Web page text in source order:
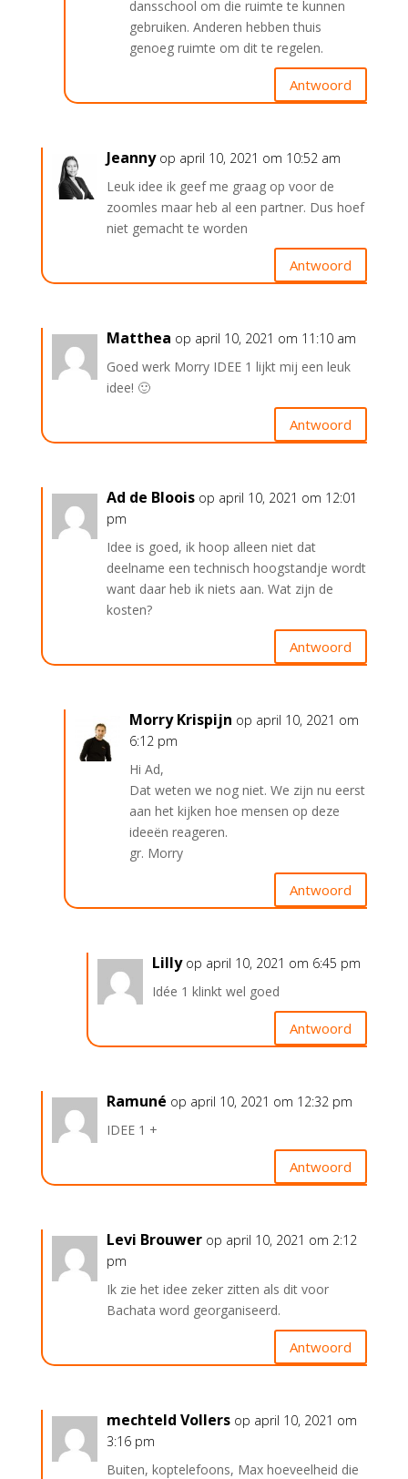
dansschool om die ruimte te kunnen
gebruiken. Anderen hebben thuis
genoeg ruimte om dit te regelen.
Antwoord
Jeanny op april 10, 2021 om 10:52 am
Leuk idee ik geef me graag op voor de
zoomles maar heb al een partner. Dus hoef
niet gemacht te worden
Antwoord
Matthea op april 10, 2021 om 11:10 am
Goed werk Morry IDEE 1 lijkt mij een leuk
idee! 🙂
Antwoord
Ad de Bloois op april 10, 2021 om 12:01
pm
Idee is goed, ik hoop alleen niet dat
deelname een technisch hoogstandje wordt
want daar heb ik niets aan. Wat zijn de
kosten?
Antwoord
Morry Krispijn op april 10, 2021 om
6:12 pm
Hi Ad,
Dat weten we nog niet. We zijn nu eerst
aan het kijken hoe mensen op deze
ideeën reageren.
gr. Morry
Antwoord
Lilly op april 10, 2021 om 6:45 pm
Idée 1 klinkt wel goed
Antwoord
Ramuné op april 10, 2021 om 12:32 pm
IDEE 1 +
Antwoord
Levi Brouwer op april 10, 2021 om 2:12
pm
Ik zie het idee zeker zitten als dit voor
Bachata word georganiseerd.
Antwoord
mechteld Vollers op april 10, 2021 om
3:16 pm
Buiten, koptelefoons, Max hoeveelheid die